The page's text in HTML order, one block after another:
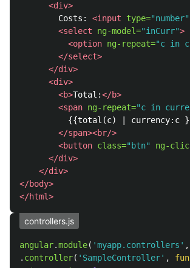
<div>
        Costs:
<input type="number"
<select
ng-model="inCurr">
<option ng-repeat="c in
</select>
</div>
<div>
<b>Total:</b>
<span ng-repeat="c in
{{total(c) | currency:c
</span><br/>
<button class="btn" ng-
</div>
</div>
</body>
</html>
controllers.js
angular.module( 'myapp.controllers ' ,
. controller( ' SampleController' ,